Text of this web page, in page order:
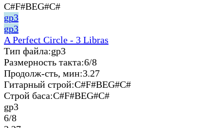
C#F#BEG#C#
gp3
gp3
A Perfect Circle - 3 Libras
Тип файла:gp3
Размерность такта:6/8
Продолж-сть, мин:3.27
Гитарный строй:C#F#BEG#C#
Строй баса:C#F#BEG#C#
gp3
6/8